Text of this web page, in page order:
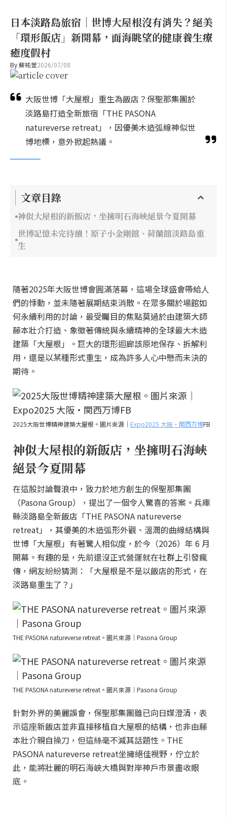
日本淡路島旅宿｜世博大屋根沒有消失？絕美
「環形飯店」新開幕，面海眺望的健康養生療
癒度假村
By蘇祐萱2026/07/08
大阪世博「大屋根」重生為飯店？保聖那集團於
淡路島打造全新旅宿「THE PASONA
natureverse retreat」，因優美木造弧線神似世
博地標，意外掀起熱議。
文章目錄
神似大屋根的新飯店，坐擁明石海峽絕景今夏開幕
世博記憶未完待續！原子小金剛館、荷蘭館淡路島重
生
隨著2025年大阪世博會圓滿落幕，這場全球盛會帶給人
們的悸動，並未隨著展期結束消散。在眾多關於場館如
何永續利用的討論，最受矚目的焦點莫過於由建築大師
藤本壯介打造、象徵著傳統與永續精神的全球最大木造
建築「大屋根」。巨大的環形迴廊該原地保存、拆解利
用，還是以某種形式重生，成為許多人心中懸而未決的
期待。
2025大阪世博精神建築大屋根。圖片來源｜ Expo2025 大阪・関西万博FB
神似大屋根的新飯店，坐擁明石海峽
絕景今夏開幕
在這股討論聲浪中，致力於地方創生的保聖那集團
（Pasona Group），提出了一個令人驚喜的答案。兵庫
縣淡路島全新飯店「THE PASONA natureverse
retreat」，其優美的木造弧形外觀、溫潤的曲線結構與
世博「大屋根」有著驚人相似度，於今（2026）年 6 月
開幕。有趣的是，先前還沒正式營運就在社群上引發瘋
傳，網友紛紛猜測：「大屋根是不是以飯店的形式，在
淡路島重生了？」
THE PASONA natureverse retreat。圖片來源｜Pasona Group
THE PASONA natureverse retreat。圖片來源｜Pasona Group
針對外界的美麗誤會，保聖那集團雖已向日媒澄清，表
示這座新飯店並非直接移植自大屋根的結構，也非由藤
本壯介親自操刀，但這絲毫不減其話題性。THE
PASONA natureverse retreat坐擁絕佳視野，佇立於
此，能將壯麗的明石海峽大橋與對岸神戶市景盡收眼
底。